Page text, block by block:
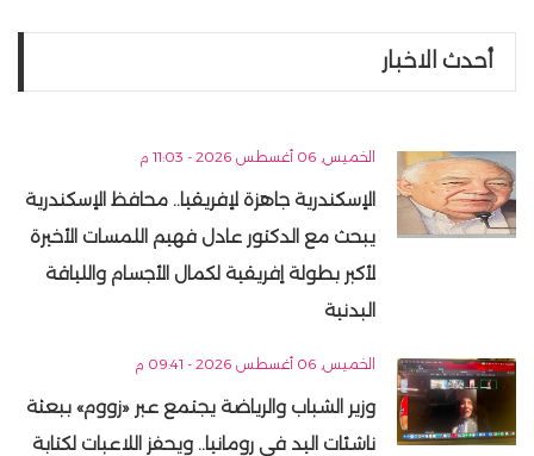
أحدث الاخبار
الخميس, 06 أغسطس 2026 - 11:03 م
الإسكندرية جاهزة لإفريقيا.. محافظ الإسكندرية
يبحث مع الدكتور عادل فهيم اللمسات الأخيرة
لأكبر بطولة إفريقية لكمال الأجسام واللياقة
البدنية
الخميس, 06 أغسطس 2026 - 09:41 م
وزير الشباب والرياضة يجتمع عبر «زووم» ببعثة
ناشئات اليد في رومانيا.. ويحفز اللاعبات لكتابة